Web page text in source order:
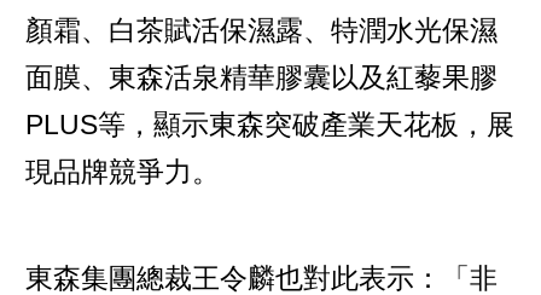
顏霜、白茶賦活保濕露、特潤水光保濕
面膜、東森活泉精華膠囊以及紅藜果膠
PLUS等，顯示東森突破產業天花板，展
現品牌競爭力。
東森集團總裁王令麟也對此表示：「非